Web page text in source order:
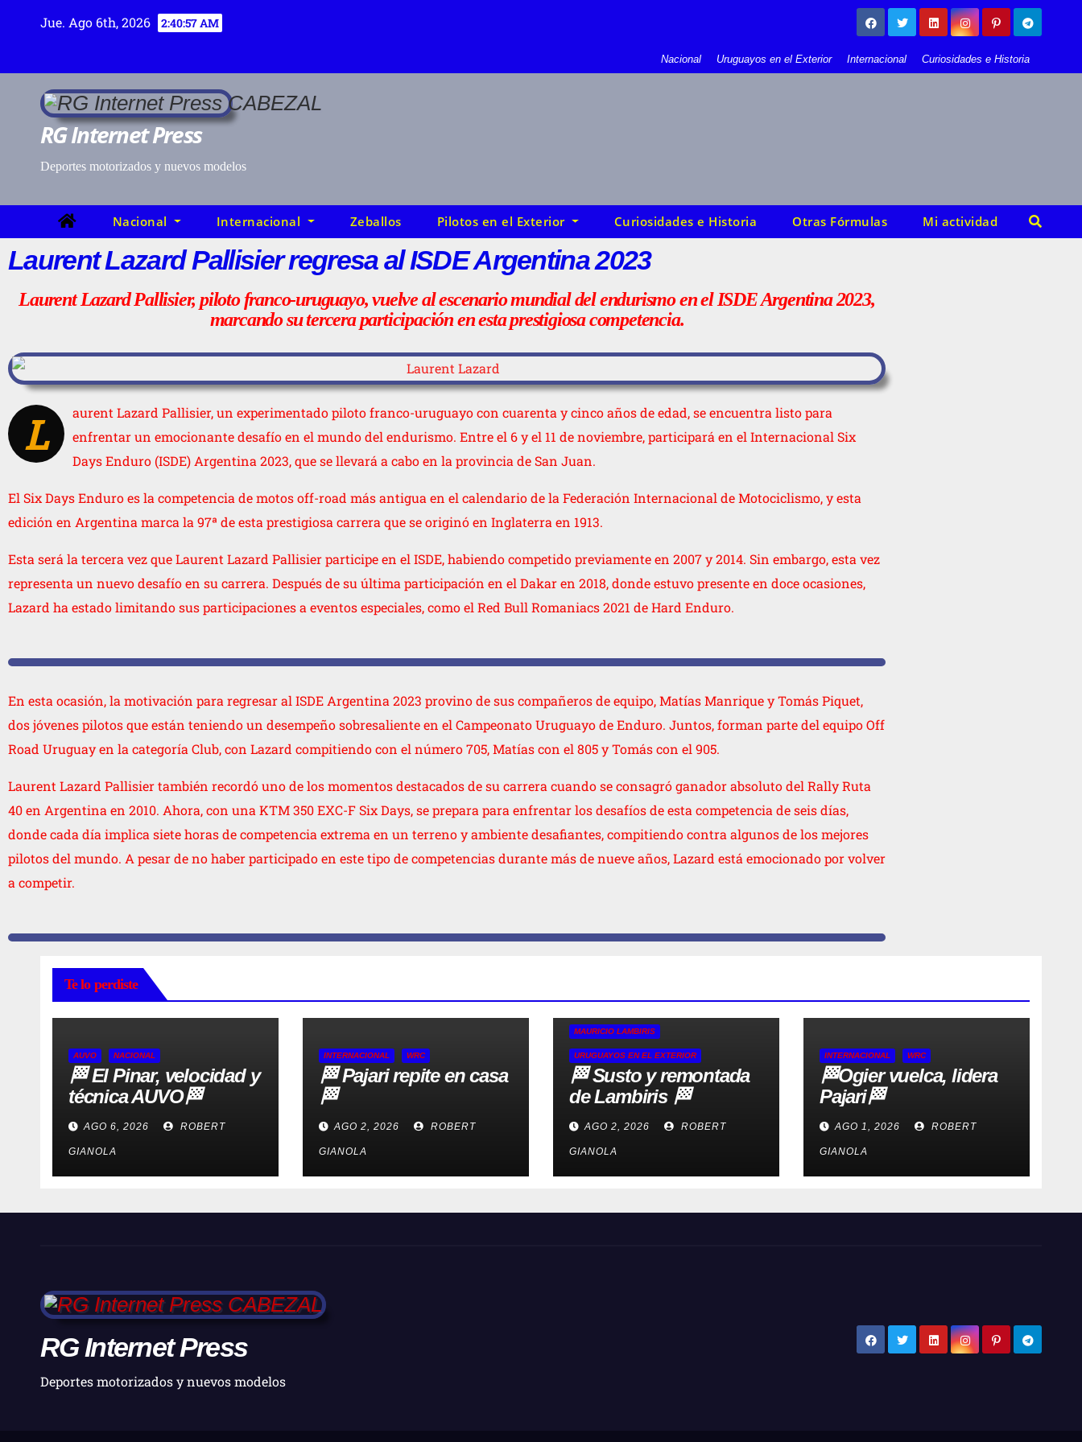
Jue. Ago 6th, 2026 2:40:58 AM
Nacional Uruguayos en el Exterior Internacional Curiosidades e Historia
RG Internet Press
Deportes motorizados y nuevos modelos
Nacional Internacional Zeballos Pilotos en el Exterior Curiosidades e Historia Otras Fórmulas Mi actividad
Laurent Lazard Pallisier regresa al ISDE Argentina 2023
Laurent Lazard Pallisier, piloto franco-uruguayo, vuelve al escenario mundial del endurismo en el ISDE Argentina 2023,
marcando su tercera participación en esta prestigiosa competencia.
L
aurent Lazard Pallisier, un experimentado piloto franco-uruguayo con cuarenta y cinco años de edad, se encuentra listo para
enfrentar un emocionante desafío en el mundo del endurismo. Entre el 6 y el 11 de noviembre, participará en el Internacional Six
Days Enduro (ISDE) Argentina 2023, que se llevará a cabo en la provincia de San Juan.
El Six Days Enduro es la competencia de motos off-road más antigua en el calendario de la Federación Internacional de Motociclismo, y esta
edición en Argentina marca la 97ª de esta prestigiosa carrera que se originó en Inglaterra en 1913.
Esta será la tercera vez que Laurent Lazard Pallisier participe en el ISDE, habiendo competido previamente en 2007 y 2014. Sin embargo, esta vez
representa un nuevo desafío en su carrera. Después de su última participación en el Dakar en 2018, donde estuvo presente en doce ocasiones,
Lazard ha estado limitando sus participaciones a eventos especiales, como el Red Bull Romaniacs 2021 de Hard Enduro.
En esta ocasión, la motivación para regresar al ISDE Argentina 2023 provino de sus compañeros de equipo, Matías Manrique y Tomás Piquet,
dos jóvenes pilotos que están teniendo un desempeño sobresaliente en el Campeonato Uruguayo de Enduro. Juntos, forman parte del equipo Off
Road Uruguay en la categoría Club, con Lazard compitiendo con el número 705, Matías con el 805 y Tomás con el 905.
Laurent Lazard Pallisier también recordó uno de los momentos destacados de su carrera cuando se consagró ganador absoluto del Rally Ruta
40 en Argentina en 2010. Ahora, con una KTM 350 EXC-F Six Days, se prepara para enfrentar los desafíos de esta competencia de seis días,
donde cada día implica siete horas de competencia extrema en un terreno y ambiente desafiantes, compitiendo contra algunos de los mejores
pilotos del mundo. A pesar de no haber participado en este tipo de competencias durante más de nueve años, Lazard está emocionado por volver
a competir.
Te lo perdiste
AUVO NACIONAL
🏁 El Pinar, velocidad y
técnica AUVO🏁
AGO 6, 2026 ROBERT
GIANOLA
INTERNACIONAL WRC
🏁 Pajari repite en casa
🏁
AGO 2, 2026 ROBERT
GIANOLA
MAURICIO LAMBIRIS
URUGUAYOS EN EL EXTERIOR
🏁 Susto y remontada
de Lambiris 🏁
AGO 2, 2026 ROBERT
GIANOLA
INTERNACIONAL WRC
🏁Ogier vuelca, lidera
Pajari🏁
AGO 1, 2026 ROBERT
GIANOLA
RG Internet Press
Deportes motorizados y nuevos modelos